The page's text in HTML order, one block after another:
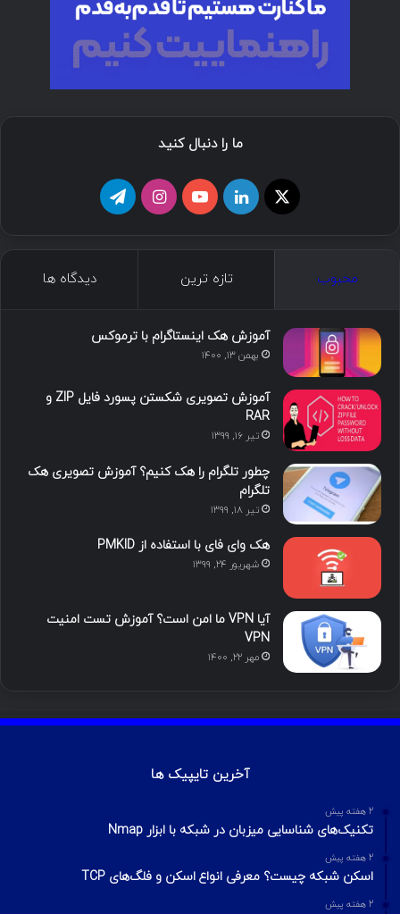
ما را دنبال کنید
د
ی
ن
و
ت
گ
ا
ا
محبوب تازه ترین دیدگاه ها
آموزش هک اینستاگرام با ترموکس
بهمن ۱۳, ۱۴۰۰
آموزش تصویری شکستن پسورد فایل ZIP و
RAR
تیر ۱۶, ۱۳۹۹
چطور تلگرام را هک کنیم؟ آموزش تصویری هک
تلگرام
تیر ۱۸, ۱۳۹۹
هک وای فای با استفاده از PMKID
شهریور ۲۴, ۱۳۹۹
آیا VPN ما امن است؟ آموزش تست امنیت
VPN
مهر ۲۲, ۱۴۰۰
آخرین تایپیک ها
2 هفته پیش
تکنیک‌های شناسایی میزبان در شبکه با ابزار Nmap
2 هفته پیش
اسکن شبکه چیست؟ معرفی انواع اسکن و فلگ‌های TCP
2 هفته پیش